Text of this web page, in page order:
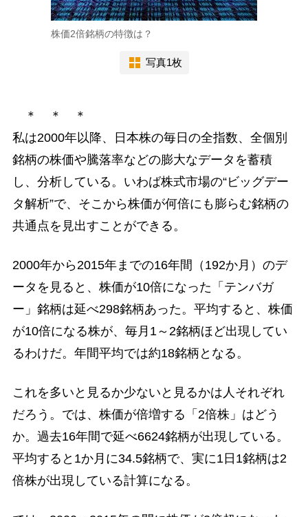
株価2倍銘柄の特徴は？
写真1枚
＊ ＊ ＊
私は2000年以降、日本株の毎日の全指数、全個別
銘柄の株価や騰落率などの膨大なデータを蓄積
し、分析している。いわば株式市場の“ビッグデー
タ解析”で、そこから株価が何倍にも膨らむ銘柄の
共通点を見出すことができる。
2000年から2015年までの16年間（192か月）のデ
ータを見ると、株価が10倍になった「テンバガ
ー」銘柄は延べ298銘柄あった。平均すると、株価
が10倍になる株が、毎月1～2銘柄ほど出現してい
るわけだ。年間平均では約18銘柄となる。
これを多いと見るか少ないと見るかは人それぞれ
だろう。では、株価が倍増する「2倍株」はどう
か。過去16年間で延べ6624銘柄が出現している。
平均すると1か月に34.5銘柄で、実に1日1銘柄は2
倍株が出現している計算になる。